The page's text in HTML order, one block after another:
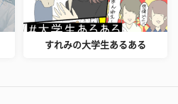
すれみの大学生あるある